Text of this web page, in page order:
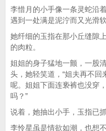
李惜月的小手像一条灵蛇沿
遇到一处满是泥泞而又光滑
她纤细的玉指在那小丘缝隙
的肉粒。
姐姐的身子猛地一颤，一股
头，她轻笑道，“姐夫再不回
呢。姐姐下面连亵裤也没穿
吗？”
说着，她抽出小手，玉指已
李怜星虽是情欲如潮，也想